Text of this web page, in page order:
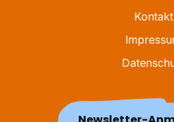
Kontakt